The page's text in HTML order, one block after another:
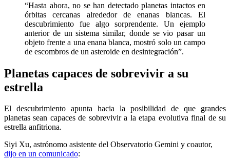
“Hasta ahora, no se han detectado planetas intactos en
órbitas cercanas alrededor de enanas blancas. El
descubrimiento fue algo sorprendente. Un ejemplo
anterior de un sistema similar, donde se vio pasar un
objeto frente a una enana blanca, mostró solo un campo
de escombros de un asteroide en desintegración”.
Planetas capaces de sobrevivir a su
estrella
El descubrimiento apunta hacia la posibilidad de que grandes
planetas sean capaces de sobrevivir a la etapa evolutiva final de su
estrella anfitriona.
Siyi Xu, astrónomo asistente del Observatorio Gemini y coautor,
dijo en un comunicado: